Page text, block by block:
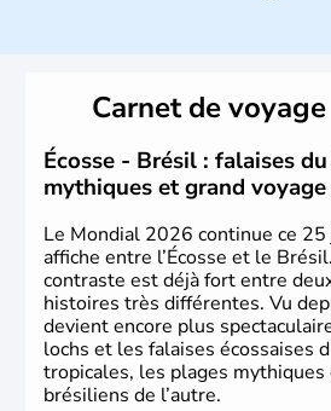
du Brésil ont été atteintes par
1500. Durant le XVIe siècle, de
venus d'Afrique ont permis une
ressources en sucre du pays.
Carnet de voyage
Écosse - Brésil : falaises
mythiques et grand
Le Mondial 2026 continue ce 25
affiche entre l’Écosse et le
contraste est déjà fort entre
histoires très différentes. Vu
devient encore plus
lochs et les falaises écossaises
tropicales, les plages
brésiliens de l’autre.